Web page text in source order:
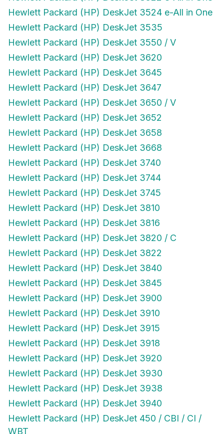
Hewlett Packard (HP) DeskJet 3524 e-All in One
Hewlett Packard (HP) DeskJet 3535
Hewlett Packard (HP) DeskJet 3550 / V
Hewlett Packard (HP) DeskJet 3620
Hewlett Packard (HP) DeskJet 3645
Hewlett Packard (HP) DeskJet 3647
Hewlett Packard (HP) DeskJet 3650 / V
Hewlett Packard (HP) DeskJet 3652
Hewlett Packard (HP) DeskJet 3658
Hewlett Packard (HP) DeskJet 3668
Hewlett Packard (HP) DeskJet 3740
Hewlett Packard (HP) DeskJet 3744
Hewlett Packard (HP) DeskJet 3745
Hewlett Packard (HP) DeskJet 3810
Hewlett Packard (HP) DeskJet 3816
Hewlett Packard (HP) DeskJet 3820 / C
Hewlett Packard (HP) DeskJet 3822
Hewlett Packard (HP) DeskJet 3840
Hewlett Packard (HP) DeskJet 3845
Hewlett Packard (HP) DeskJet 3900
Hewlett Packard (HP) DeskJet 3910
Hewlett Packard (HP) DeskJet 3915
Hewlett Packard (HP) DeskJet 3918
Hewlett Packard (HP) DeskJet 3920
Hewlett Packard (HP) DeskJet 3930
Hewlett Packard (HP) DeskJet 3938
Hewlett Packard (HP) DeskJet 3940
Hewlett Packard (HP) DeskJet 450 / CBI / CI /
WBT